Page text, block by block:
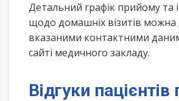
Детальний графік прийому та
щодо домашніх візитів можна
вказаними контактними
сайті медичного закладу.
Відгуки пацієнтів